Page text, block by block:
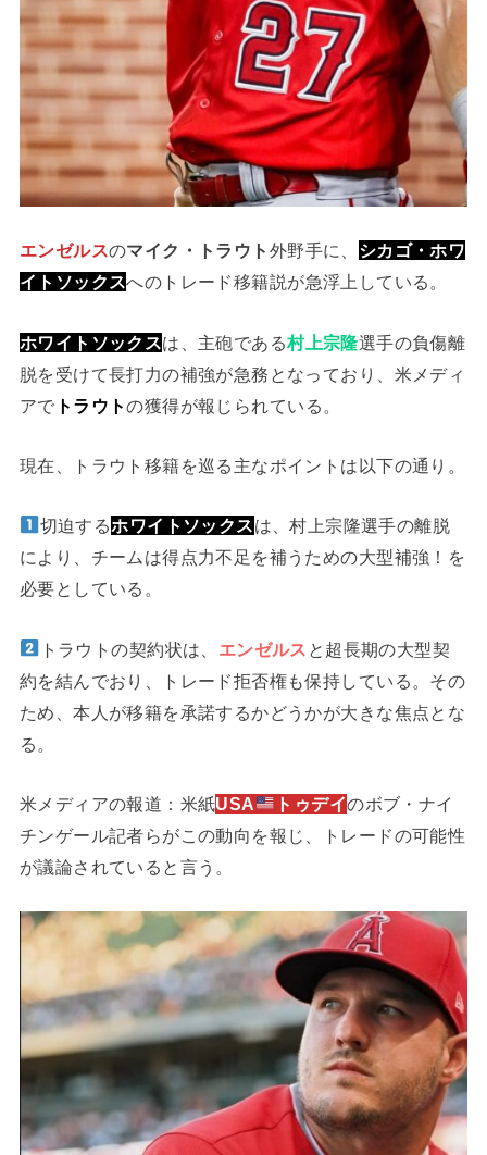
エンゼルスのマイク・トラウト 外野手に、 シカゴ・ホワ
イトソックスへのトレード移籍説が急浮上している。
ホワイトソックスは、主砲である村上宗隆選手の負傷離
脱を受けて長打力の補強が急務となっており、米メディ
アで トラウトの獲得が報じられている。
現在、トラウト移籍を巡る主なポイントは以下の通り。
切迫するホワイトソックスは、村上宗隆選手の離脱
により、チームは得点力不足を補うための大型補強！を
必要としている。
トラウトの契約状は、 エンゼルス と超長期の大型契
約を結んでおり、トレード拒否権も保持している。その
ため、本人が移籍を承諾するかどうかが大きな焦点とな
る。
米メディアの報道：米紙USA トゥデイのボブ・ナイ
チンゲール記者らがこの動向を報じ、トレードの可能性
が議論されていると言う。